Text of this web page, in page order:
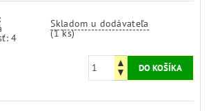
4
Skladom u dodávateľa
(1 ks)